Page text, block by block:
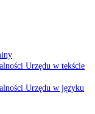
Urzędu w tekście
Urzędu w języku